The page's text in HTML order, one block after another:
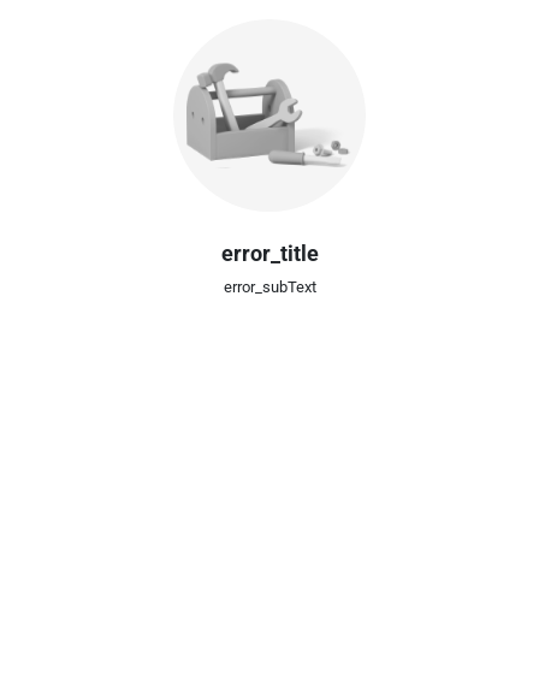
error_title
error_subText